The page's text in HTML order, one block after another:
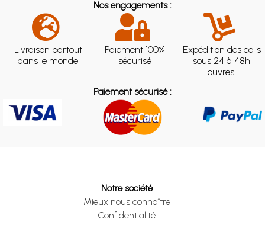
Nos engagements :
Livraison partout
dans le monde
Paiement 100%
sécurisé
Expédition des colis
sous 24 à 48h
ouvrés.
Paiement sécurisé :
Notre société
Mieux nous connaître
Confidentialité